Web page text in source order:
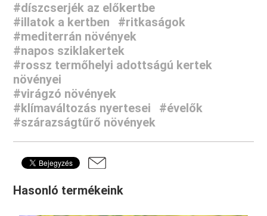
#díszcserjék az előkertbe
#illatok a kertben
#ritkaságok
#mediterrán növények
#napos sziklakertek
#rossz termőhelyi adottságú kertek
növényei
#virágzó növények
#klímaváltozás nyertesei
#évelők
#szárazságtűrő növények
Hasonló termékeink